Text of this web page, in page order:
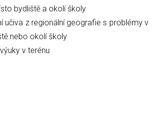
bydliště a okolí školy
učiva z regionální geografie s problémy v
nebo okolí školy
v terénu